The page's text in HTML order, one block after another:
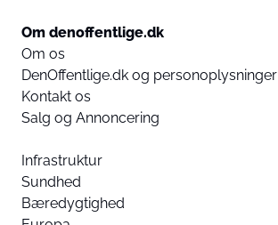
Om denoffentlige.dk
Om os
DenOffentlige.dk og personoplysninger
Kontakt os
Salg og Annoncering
Infrastruktur
Sundhed
Bæredygtighed